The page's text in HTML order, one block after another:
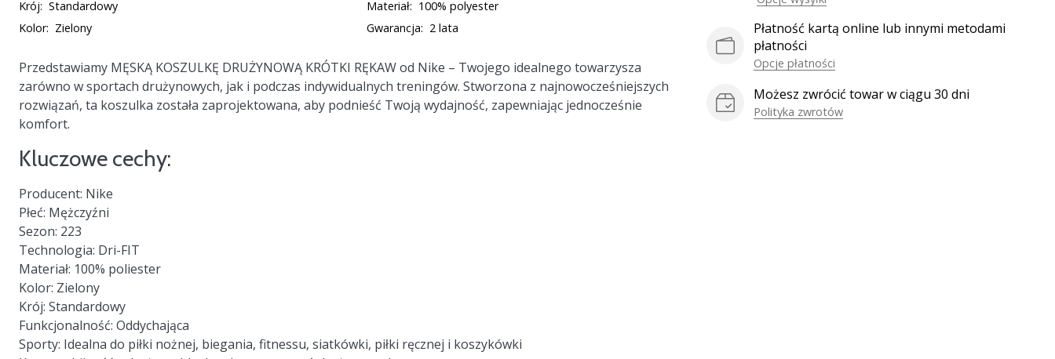
Płatność kartą online lub innymi metodami
płatności
Opcje płatności
Możesz zwrócić towar w ciągu 30 dni
Polityka zwrotów
Krój: Standardowy Materiał: 100% polyester
Kolor: Zielony Gwarancja: 2 lata
Przedstawiamy MĘSKĄ KOSZULKĘ DRUŻYNOWĄ KRÓTKI RĘKAWod Nike – Twojego idealnego towarzysza
zarówno w sportach drużynowych, jak i podczas indywidualnych treningów. Stworzona z najnowocześniejszych
rozwiązań, ta koszulka została zaprojektowana, aby podnieść Twoją wydajność, zapewniając jednocześnie
komfort.
Kluczowe cechy:
Producent: Nike
Płeć: Mężczyźni
Sezon: 223
Technologia: Dri-FIT
Materiał: 100% poliester
Kolor: Zielony
Krój: Standardowy
Funkcjonalność: Oddychająca
Sporty: Idealna do piłki nożnej, biegania, fitnessu, siatkówki, piłki ręcznej i koszykówki